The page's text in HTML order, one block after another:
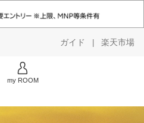
ガイド | 楽天市場
my ROOM